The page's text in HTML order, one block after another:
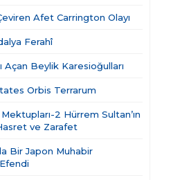
Afet Carrington Olayı
Ferahî
Açan Beylik Karesioğulları
Orbis Terrarum
2 Hürrem Sultan’ın
ve Zarafet
Bir Japon Muhabir